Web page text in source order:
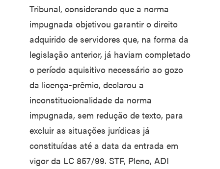
Tribunal, considerando que a norma
impugnada objetivou garantir o direito
adquirido de servidores que, na forma da
legislação anterior, já haviam completado
o período aquisitivo necessário ao gozo
da licença-prêmio, declarou a
inconstitucionalidade da norma
impugnada, sem redução de texto, para
excluir as situações jurídicas já
constituídas até a data da entrada em
vigor da LC 857/99. STF, Pleno, ADI